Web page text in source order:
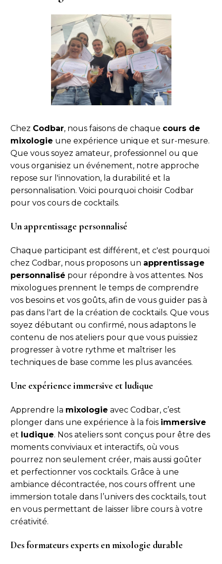
Chez Codbar, nous faisons de chaque cours de
mixologie une expérience unique et sur-mesure.
Que vous soyez amateur, professionnel ou que
vous organisiez un événement, notre approche
repose sur l'innovation, la durabilité et la
personnalisation. Voici pourquoi choisir Codbar
pour vos cours de cocktails.
Un apprentissage personnalisé
Chaque participant est différent, et c'est pourquoi
chez Codbar, nous proposons un apprentissage
personnalisé pour répondre à vos attentes. Nos
mixologues prennent le temps de comprendre
vos besoins et vos goûts, afin de vous guider pas à
pas dans l'art de la création de cocktails. Que vous
soyez débutant ou confirmé, nous adaptons le
contenu de nos ateliers pour que vous puissiez
progresser à votre rythme et maîtriser les
techniques de base comme les plus avancées.
Une expérience immersive et ludique
Apprendre la mixologie avec Codbar, c’est
plonger dans une expérience à la fois immersive
et ludique. Nos ateliers sont conçus pour être des
moments conviviaux et interactifs, où vous
pourrez non seulement créer, mais aussi goûter
et perfectionner vos cocktails. Grâce à une
ambiance décontractée, nos cours offrent une
immersion totale dans l’univers des cocktails, tout
en vous permettant de laisser libre cours à votre
créativité.
Des formateurs experts en mixologie durable